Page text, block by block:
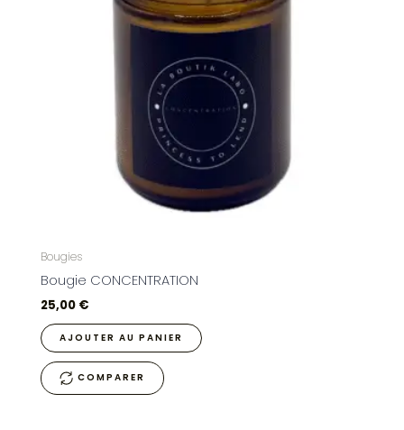
Bougies
Bougie CONCENTRATION
25,00 €
AJOUTER AU PANIER
COMPARER